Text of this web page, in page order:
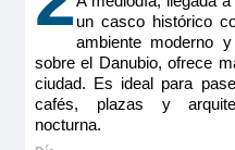
Seahorse Suite –
Pensión
un casco histórico
ambiente moderno
sobre el Danubio, ofrece
ciudad. Es ideal para
cafés, plazas y
nocturna.